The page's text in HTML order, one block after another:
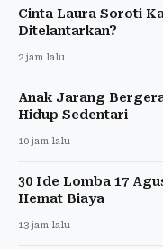
Cinta Laura Soroti
Ditelantarkan?
2 jam lalu
Anak Jarang
Hidup Sedentari
10 jam lalu
30 Ide Lomba 17
Hemat Biaya
13 jam lalu